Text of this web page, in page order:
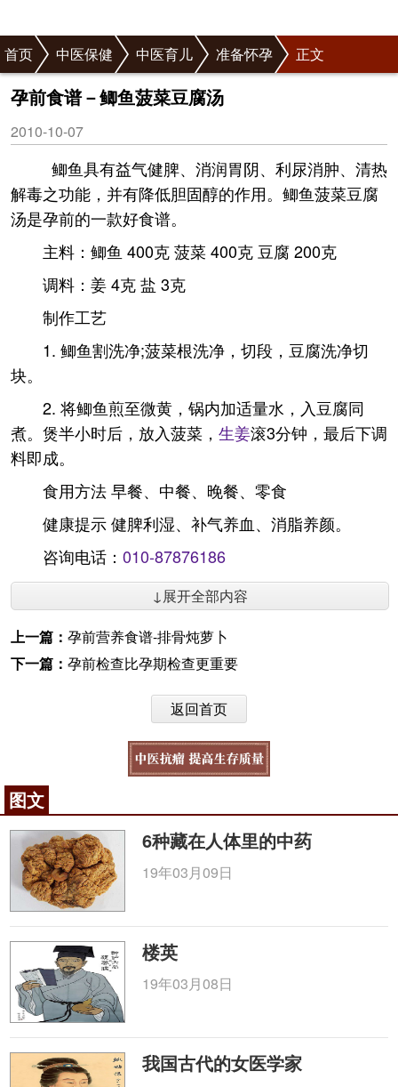
首页 中医保健 中医育儿 准备怀孕 正文
孕前食谱－鲫鱼菠菜豆腐汤
2010-10-07
鲫鱼具有益气健脾、消润胃阴、利尿消肿、清热
解毒之功能，并有降低胆固醇的作用。鲫鱼菠菜豆腐
汤是孕前的一款好食谱。
主料：鲫鱼 400克 菠菜 400克 豆腐 200克
调料：姜 4克 盐 3克
制作工艺
1. 鲫鱼割洗净;菠菜根洗净，切段，豆腐洗净切
块。
2. 将鲫鱼煎至微黄，锅内加适量水，入豆腐同
煮。煲半小时后，放入菠菜， 生姜滚3分钟，最后下调
料即成。
食用方法 早餐、中餐、晚餐、零食
健康提示 健脾利湿、补气养血、消脂养颜。
咨询电话： 010-87876186
↓展开全部内容
上一篇： 孕前营养食谱-排骨炖萝卜
下一篇： 孕前检查比孕期检查更重要
返回首页
图文
6种藏在人体里的中药
19年03月09日
楼英
19年03月08日
我国古代的女医学家